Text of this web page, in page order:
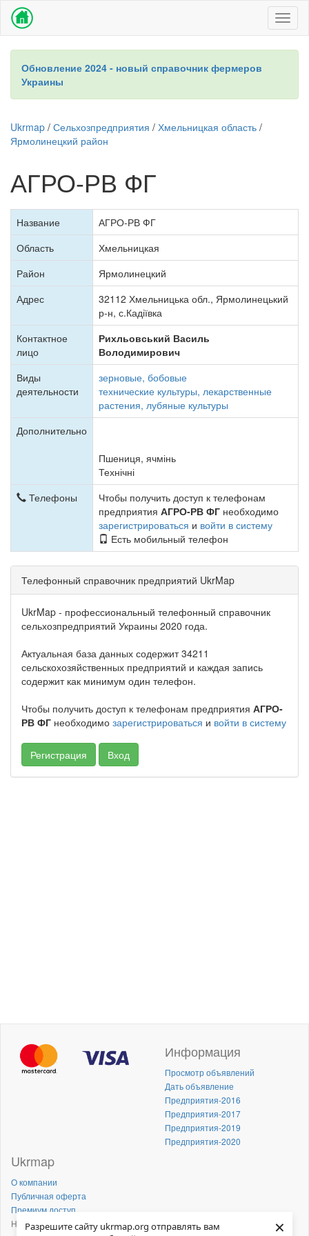
Разрешите сайту ukrmap.org отправлять вам
×
Обновление 2024 - новый справочник фермеров
Украины
Ukrmap / Сельхозпредприятия / Хмельницкая область /
Ярмолинецкий район
АГРО-РВ ФГ
Название
АГРО-РВ ФГ
Область
Хмельницкая
Район
Ярмолинецкий
Адрес
32112 Хмельницька обл., Ярмолинецький
р-н, с.Кадіївка
Контактное
лицо
Рихльовський Василь
Володимирович
Виды
деятельности
зерновые, бобовые
технические культуры, лекарственные
растения, лубяные культуры
Дополнительно
Пшениця, ячмінь
Технічні
Телефоны
Чтобы получить доступ к телефонам
предприятия АГРО-РВ ФГ необходимо
зарегистрироваться и войти в систему
Есть мобильный телефон
Телефонный справочник предприятий UkrMap
UkrMap - профессиональный телефонный справочник
сельхозпредприятий Украины 2020 года.
Актуальная база данных содержит 34211
сельскохозяйственных предприятий и каждая запись
содержит как минимум один телефон.
Чтобы получить доступ к телефонам предприятия АГРО-
РВ ФГ необходимо зарегистрироваться и войти в систему
Регистрация Вход
Информация
Просмотр объявлений
Дать объявление
Предприятия-2016
Предприятия-2017
Предприятия-2019
Предприятия-2020
Ukrmap
О компании
Публичная оферта
Премиум доступ
Напишите нам!